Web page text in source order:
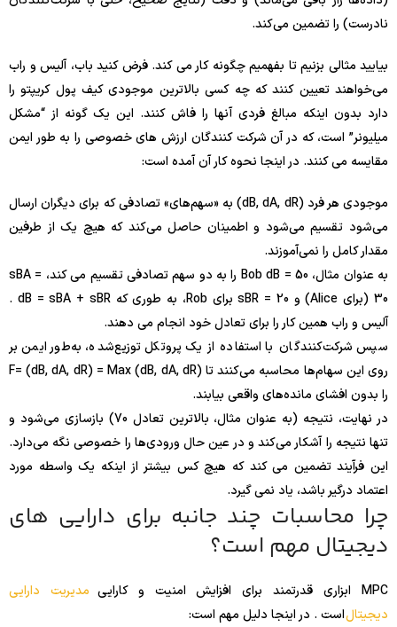
نادرست) را تضمین می‌کند.
بیایید مثالی بزنیم تا بفهمیم چگونه کار می کند. فرض کنید باب، آلیس و راب
می‌خواهند تعیین کنند که چه کسی بالاترین موجودی کیف پول کریپتو را
دارد بدون اینکه مبالغ فردی آنها را فاش کنند. این یک گونه از “مشکل
میلیونر” است، که در آن شرکت کنندگان ارزش های خصوصی را به طور ایمن
مقایسه می کنند. در اینجا نحوه کار آن آمده است:
موجودی هر فرد (dB, dA, dR) به «سهم‌های» تصادفی که برای دیگران ارسال
می‌شود تقسیم می‌شود و اطمینان حاصل می‌کند که هیچ یک از طرفین
مقدار کامل را نمی‌آموزند.
به عنوان مثال، Bob dB = 50 را به دو سهم تصادفی تقسیم می کند، sBA =
30 (برای Alice) و sBR = 20 برای Rob، به طوری که dB = sBA + sBR .
آلیس و راب همین کار را برای تعادل خود انجام می دهند.
سپس شرکت‌کنندگان با استفاده از یک پروتکل توزیع‌شده، به‌طور ایمن بر
روی این سهام‌ها محاسبه می‌کنند تا F= (dB, dA, dR​) = Max (dB, dA, dR​)
را بدون افشای مانده‌های واقعی بیابند.
در نهایت، نتیجه (به عنوان مثال، بالاترین تعادل 70) بازسازی می‌شود و
تنها نتیجه را آشکار می‌کند و در عین حال ورودی‌ها را خصوصی نگه می‌دارد.
این فرآیند تضمین می کند که هیچ کس بیشتر از اینکه یک واسطه مورد
اعتماد درگیر باشد، یاد نمی گیرد.
چرا محاسبات چند جانبه برای دارایی های
دیجیتال مهم است؟
MPC ابزاری قدرتمند برای افزایش امنیت و کارایی
مدیریت دارایی
دیجیتالاست . در اینجا دلیل مهم است: